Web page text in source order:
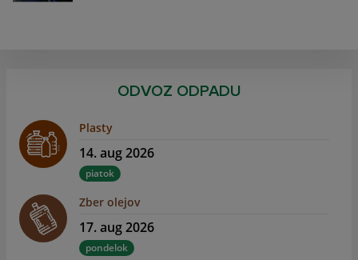
ODVOZ ODPADU
Plasty
14. aug 2026
piatok
Zber olejov
17. aug 2026
pondelok